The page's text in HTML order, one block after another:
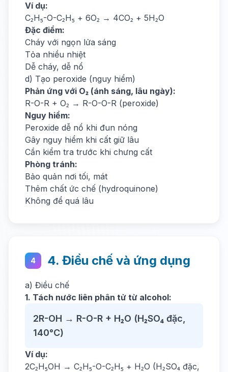
Ví dụ:
C₂H₅-O-C₂H₅ + 6O₂ → 4CO₂ + 5H₂O
Đặc điểm:
Cháy với ngọn lửa sáng
Tỏa nhiều nhiệt
Dễ cháy, dễ nổ
d) Tạo peroxide (nguy hiểm)
Phản ứng với O₂ (ánh sáng, lâu ngày):
R-O-R + O₂ → R-O-O-R (peroxide)
Nguy hiểm:
Peroxide dễ nổ khi đun nóng
Gây nguy hiểm khi cất giữ lâu
Cần kiểm tra trước khi chưng cất
Phòng tránh:
Bảo quản nơi tối, mát
Thêm chất ức chế (hydroquinone)
Không để quá lâu
4 4. Điều chế và ứng dụng
a) Điều chế
1. Tách nước liên phân tử từ alcohol:
2R-OH → R-O-R + H₂O (H₂SO₄ đặc,
140°C)
Ví dụ:
2C₂H₅OH → C₂H₅-O-C₂H₅ + H₂O (H₂SO₄ đặc,